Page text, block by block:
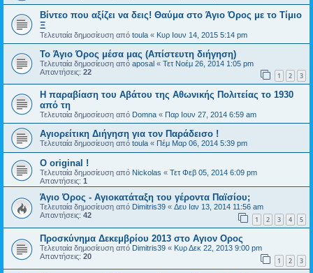
Βίντεο που αξίζει να δεις! Θαύμα στο Άγιο Όρος με το Τίμιο
Ξ
Τελευταία δημοσίευση από toula « Κυρ Ιουν 14, 2015 5:14 pm
Το Άγιο Όρος μέσα μας (Απίστευτη διήγηση)
Τελευταία δημοσίευση από aposal « Τετ Νοέμ 26, 2014 1:05 pm
Απαντήσεις: 22 1 2 3
Η παραβίαση του Αβάτου της Αθωνικής Πολιτείας το 1930
από τη
Τελευταία δημοσίευση από Domna « Παρ Ιουν 27, 2014 6:59 am
Αγιορείτικη Διήγηση για τον Παράδεισο !
Τελευταία δημοσίευση από toula « Πέμ Μαρ 06, 2014 5:39 pm
O original !
Τελευταία δημοσίευση από Nickolas « Τετ Φεβ 05, 2014 6:09 pm
Απαντήσεις: 1
Άγιο Όρος - Αγιοκατάταξη του γέροντα Παϊσίου;
Τελευταία δημοσίευση από Dimitris39 « Δευ Ιαν 13, 2014 11:56 am
Απαντήσεις: 42 1 2 3 4 5
Προσκύνημα Δεκεμβρίου 2013 στο Αγιον Ορος
Τελευταία δημοσίευση από Dimitris39 « Κυρ Δεκ 22, 2013 9:00 pm
Απαντήσεις: 20 1 2 3